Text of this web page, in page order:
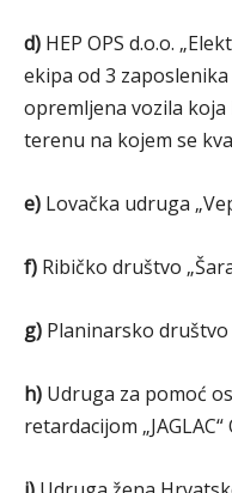
d) HEP OPS d.o.o.
ekipa od 3
opremljena vozila
terenu na kojem se
e) Lovačka udruga
f) Ribičko društvo
g) Planinarsko društvo
h) Udruga za pomoć
retardacijom